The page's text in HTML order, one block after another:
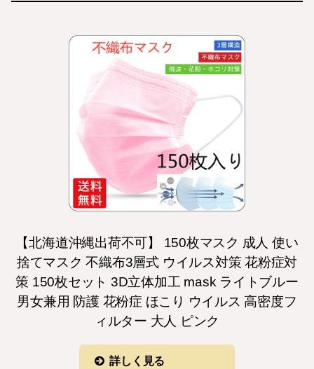
【北海道沖縄出荷不可】 150枚マスク 成人 使い
捨てマスク 不織布3層式 ウイルス対策 花粉症対
策 150枚セット 3D立体加工 mask ライトブルー
男女兼用 防護 花粉症 ほこり ウイルス 高密度フ
ィルター 大人 ピンク
詳しく見る